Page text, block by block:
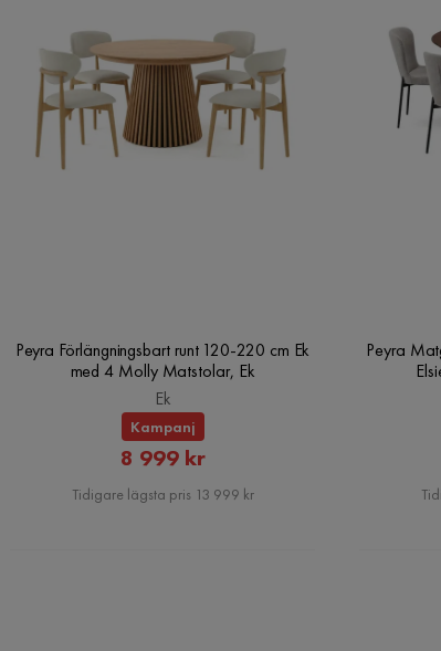
Peyra Förlängningsbart runt 120-220 cm Ek
med 4 Molly Matstolar, Ek
Ek
Kampanj
Rabatterat
Pris
8 999 kr
Tidigare lägsta pris 13 999 kr
Peyra